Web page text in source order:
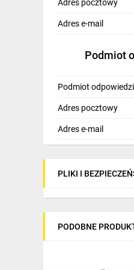
Producent: MEAN
Adres pocztowy
Adres e-mail
Podmiot
Podmiot
Adres pocztowy
Adres e-mail
PLIKI I
PODOBNE